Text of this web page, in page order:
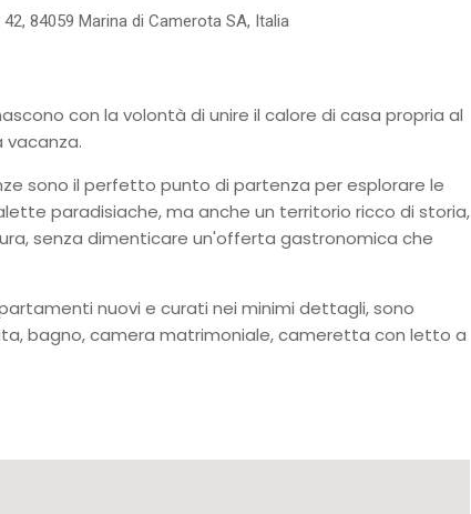
84059 Marina di Camerota SA, Italia
con la volontà di unire il calore di casa propria al
vacanza.
sono il perfetto punto di partenza per esplorare le
paradisiache, ma anche un territorio ricco di storia,
senza dimenticare un'offerta gastronomica che
nuovi e curati nei minimi dettagli, sono
bagno, camera matrimoniale, cameretta con letto a